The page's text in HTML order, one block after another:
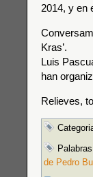
2014, y en
Kras’.
Luis
han
Relieves,
de Pedro